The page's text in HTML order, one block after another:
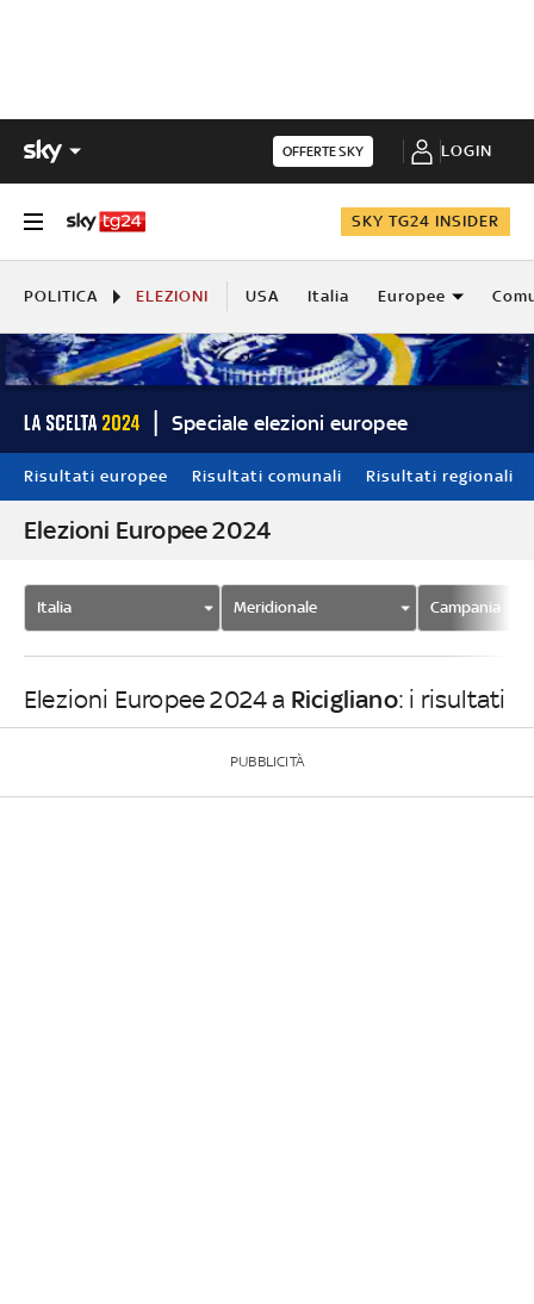
OFFERTE SKY LOGIN
SKY TG24 INSIDER
POLITICA ELEZIONI USA Italia Europee
Speciale elezioni europee
Risultati europee Risultati comunali Risultati regionali
Elezioni Europee 2024
Italia Meridionale Campania
Elezioni Europee 2024 a Ricigliano: i risultati
PUBBLICITÀ